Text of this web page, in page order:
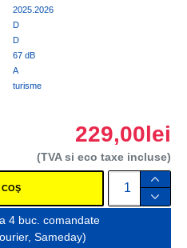
2025.2026
D
D
67 dB
A
turisme
229,00lei
(TVA si eco taxe incluse)
4 buc. comandate
Sameday)